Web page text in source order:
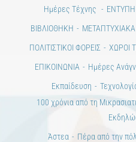
Ημέρες Τέχνης
ΒΙΒΛΙΟΘΗΚΗ
ΜΕΤΑΠΤΥΧΙΑΚΑ
ΠΟΛΙΤΙΣΤΙΚΟΙ ΦΟΡΕΙΣ
ΧΩΡΟΙ
ΕΠΙΚΟΙΝΩΝΙΑ
Ημέρες
Εκπαίδευση
100 χρόνια από τη
Άστεα
Πέρα από την